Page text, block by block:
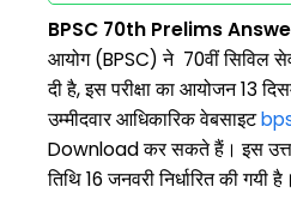
BPSC 70th Prelims
आयोग (BPSC) ने 70वीं सिविल
दी है, इस परीक्षा का आयोजन 13
उम्मीदवार आधिकारिक वेबसाइट
Download कर सकते हैं। इस
तिथि 16 जनवरी निर्धारित की गयी है।